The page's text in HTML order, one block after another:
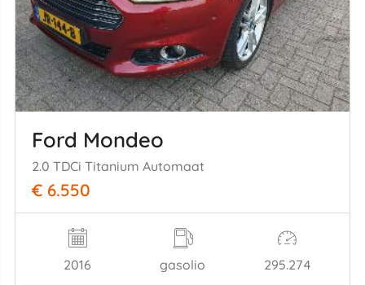
Ford Mondeo
2.0 TDCi Titanium Automaat
€ 6.550
2016 gasolio 295.274